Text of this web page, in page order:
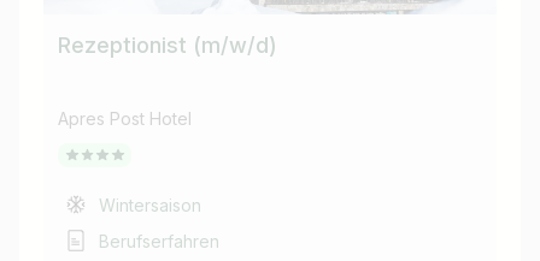
Rezeptionist (m/w/d)
Apres Post Hotel
Wintersaison
Berufserfahren